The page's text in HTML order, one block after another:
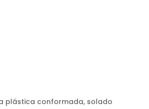
plástica conformada, solado